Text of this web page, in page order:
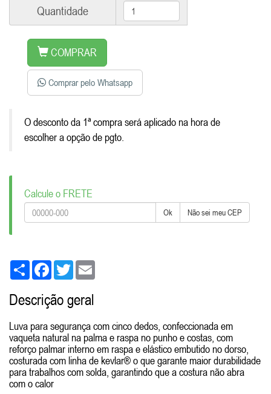
Quantidade
COMPRAR
Comprar pelo Whatsapp
O desconto da 1ª compra será aplicado na hora de
escolher a opção de pgto.
Calcule o FRETE
Ok Não sei meu CEP
Share FacebookTwitter
Descrição geral
Luva para segurança com cinco dedos, confeccionada em
vaqueta natural na palma e raspa no punho e costas, com
reforço palmar interno em raspa e elástico embutido no dorso,
costurada com linha de kevlar® o que garante maior durabilidade
para trabalhos com solda, garantindo que a costura não abra
com o calor